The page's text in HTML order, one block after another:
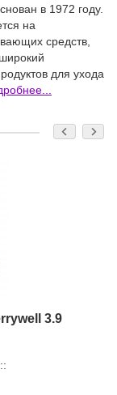
в 1972 году.
на
средств,
для ухода
3.9